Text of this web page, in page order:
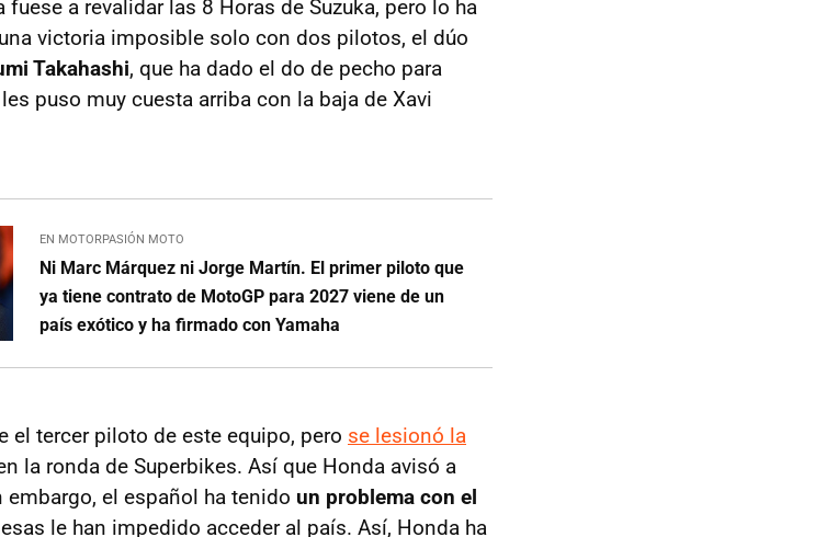
a revalidar las 8 Horas de Suzuka, pero lo ha
victoria imposible solo con dos pilotos, el dúo
Takahashi, que ha dado el do de pecho para
puso muy cuesta arriba con la baja de Xavi
EN MOTORPASIÓN MOTO
Ni Marc Márquez ni Jorge Martín. El primer piloto que
ya tiene contrato de MotoGP para 2027 viene de un
país exótico y ha firmado con Yamaha
el tercer piloto de este equipo, pero se lesionó la
la ronda de Superbikes. Así que Honda avisó a
embargo, el español ha tenido un problema con el
le han impedido acceder al país. Así, Honda ha